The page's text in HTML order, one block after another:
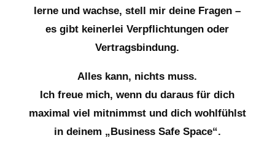
lerne und wachse, stell mir deine Fragen –
es gibt keinerlei Verpflichtungen oder
Vertragsbindung.
Alles kann, nichts muss.
Ich freue mich, wenn du daraus für dich
maximal viel mitnimmst und dich wohlfühlst
in deinem „Business Safe Space“.